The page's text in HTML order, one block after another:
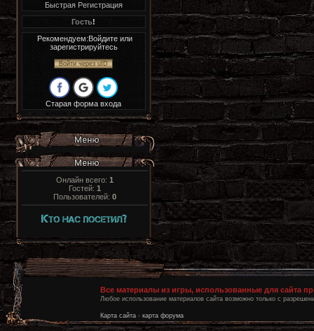
Быстрая Регистрация
Гость!
Рекомендуем:Войдите или
зарегистрируйтесь
Войти через uID
Старая форма входа
Онлайн всего: 1
Гостей: 1
Пользователей: 0
Все материалы из игры, использованные для сайта
Любое использование материалов сайта возможно только с
Карта сайта - карта форума